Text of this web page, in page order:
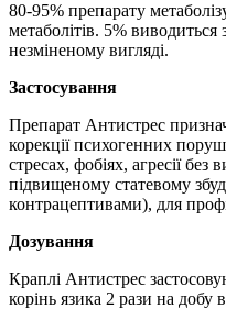
80-95% препарату
метаболітів. 5%
незміненому вигляді.
Застосування
Препарат Антистрес
корекції психогенних
стресах, фобіях, агресії
підвищеному статевому
контрацептивами), для
Дозування
Краплі Антистрес
корінь язика 2 рази на добу